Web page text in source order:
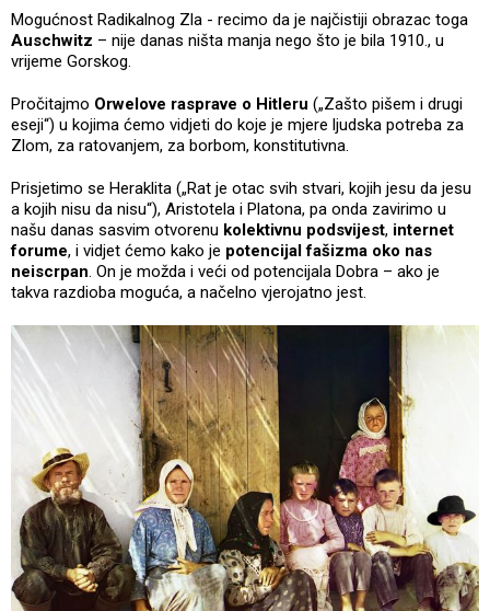
Mogućnost Radikalnog Zla - recimo da je najčistiji obrazac toga
Auschwitz – nije danas ništa manja nego što je bila 1910., u
vrijeme Gorskog.
Pročitajmo Orwelove rasprave o Hitleru („Zašto pišem i drugi
eseji“) u kojima ćemo vidjeti do koje je mjere ljudska potreba za
Zlom, za ratovanjem, za borbom, konstitutivna.
Prisjetimo se Heraklita („Rat je otac svih stvari, kojih jesu da jesu
a kojih nisu da nisu“), Aristotela i Platona, pa onda zavirimo u
našu danas sasvim otvorenu kolektivnu podsvijest, internet
forume, i vidjet ćemo kako je potencijal fašizma oko nas
neiscrpan. On je možda i veći od potencijala Dobra – ako je
takva razdioba moguća, a načelno vjerojatno jest.